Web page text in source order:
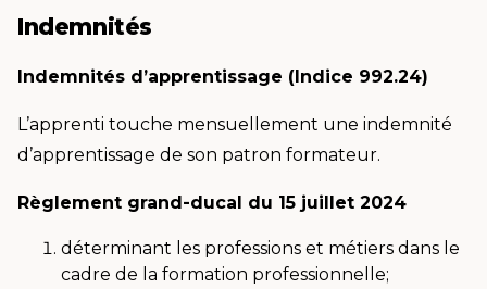
Indemnités
Indemnités d’apprentissage (Indice 992.24)
L’apprenti touche mensuellement une indemnité
d’apprentissage de son patron formateur.
Règlement grand-ducal du 15 juillet 2024
déterminant les professions et métiers dans le
cadre de la formation professionnelle;